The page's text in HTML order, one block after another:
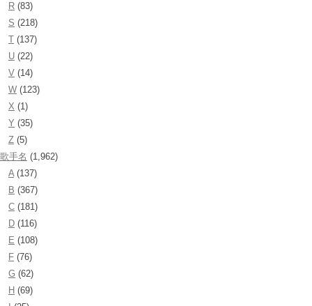
R (83)
S (218)
T (137)
U (22)
V (14)
W (123)
X (1)
Y (35)
Z (5)
歌手名 (1,962)
A(137)
B (367)
C (181)
D (116)
E (108)
F (76)
G (62)
H (69)